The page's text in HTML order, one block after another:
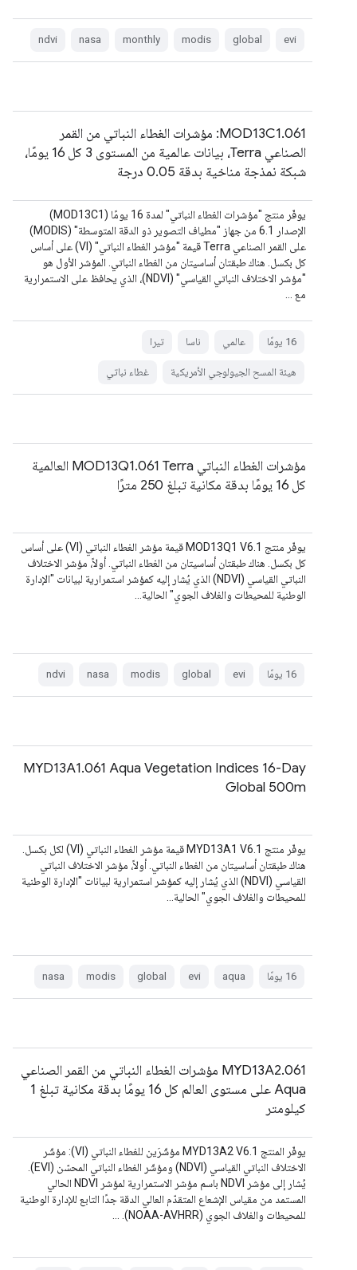
evi
global
modis
monthly
nasa
ndvi
MOD13C1.061: مؤشرات الغطاء النباتي من القمر
الصناعي Terra، بيانات عالمية من المستوى 3 كل 16 يومًا،
شبكة نمذجة مناخية بدقة 0.05 درجة
يوفّر منتج "مؤشرات الغطاء النباتي" لمدة 16 يومًا (MOD13C1)
الإصدار 6.1 من جهاز "مطياف التصوير ذو الدقة المتوسطة" (MODIS)
على القمر الصناعي Terra قيمة "مؤشر الغطاء النباتي" (VI) على أساس
كل بكسل. هناك طبقتان أساسيتان من الغطاء النباتي. المؤشر الأول هو
"مؤشر الاختلاف النباتي القياسي" (NDVI)، الذي يحافظ على الاستمرارية
مع …
‫16 يومًا عالمي ناسا تيرا
هيئة المسح الجيولوجي الأمريكية غطاء نباتي
مؤشرات الغطاء النباتي MOD13Q1.061 Terra العالمية
كل 16 يومًا بدقة مكانية تبلغ 250 مترًا
يوفّر منتج MOD13Q1 V6.1 قيمة مؤشر الغطاء النباتي (VI) على أساس
كل بكسل. هناك طبقتان أساسيتان من الغطاء النباتي. أولاً، مؤشر الاختلاف
النباتي القياسي (NDVI) الذي يُشار إليه كمؤشر استمرارية لبيانات "الإدارة
الوطنية للمحيطات والغلاف الجوي" الحالية…
‫16 يومًا evi
global
modis
nasa
ndvi
MYD13A1.061 Aqua Vegetation Indices 16-Day
Global 500m
يوفّر منتج MYD13A1 V6.1 قيمة مؤشر الغطاء النباتي (VI) لكل بكسل.
هناك طبقتان أساسيتان من الغطاء النباتي. أولاً، مؤشر الاختلاف النباتي
القياسي (NDVI) الذي يُشار إليه كمؤشر استمرارية لبيانات "الإدارة الوطنية
للمحيطات والغلاف الجوي" الحالية…
‫16 يومًا aqua
evi
global
modis
nasa
MYD13A2.061 مؤشرات الغطاء النباتي من القمر الصناعي
Aqua على مستوى العالم كل 16 يومًا بدقة مكانية تبلغ 1
كيلومتر
يوفّر المنتج MYD13A2 V6.1 مؤشّرَين للغطاء النباتي (VI): مؤشّر
الاختلاف النباتي القياسي (NDVI) ومؤشّر الغطاء النباتي المحسّن (EVI).
يُشار إلى مؤشر NDVI باسم مؤشر الاستمرارية لمؤشر NDVI الحالي
المستمد من مقياس الإشعاع المتقدّم العالي الدقة جدًا التابع للإدارة الوطنية
للمحيطات والغلاف الجوي (NOAA-AVHRR). …